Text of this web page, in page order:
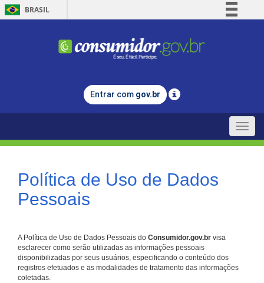
BRASIL
Comunica BR
Legislação
Entrar com gov.br
Toggle
Política de Uso de Dados
Pessoais
A Política de Uso de Dados Pessoais do Consumidor.gov.br visa
esclarecer como serão utilizadas as informações pessoais
disponibilizadas por seus usuários, especificando o conteúdo dos
registros efetuados e as modalidades de tratamento das informações
coletadas.